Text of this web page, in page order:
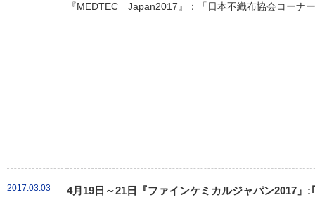
『MEDTEC Japan2017』：「日本不織布協会コーナ
2017.03.03 4月19日～21日『ファインケミカルジャパン2017』